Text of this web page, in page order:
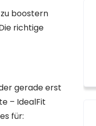
boostern
richtige
gerade erst
– IdealFit
für: